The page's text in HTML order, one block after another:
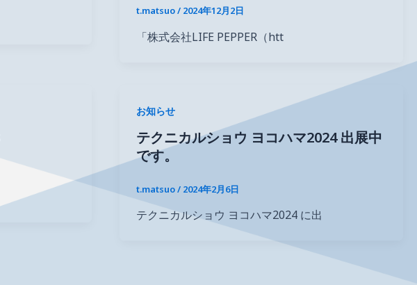
t.matsuo/ 2024年12月2日
「株式会社LIFE PEPPER（htt
お知らせ
テクニカルショウ ヨコハマ2024 出展中
です。
t.matsuo/ 2024年2月6日
テクニカルショウ ヨコハマ2024 に出